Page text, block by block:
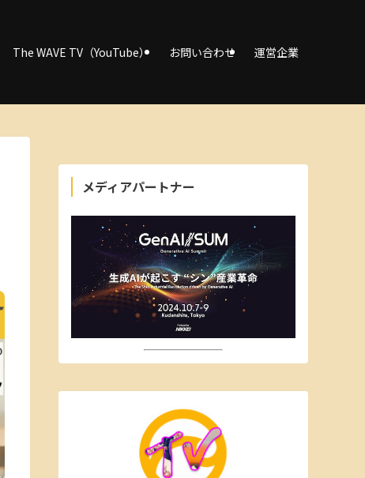
The WAVE TV（YouTube） お問い合わせ 運営企業
メディアパートナー